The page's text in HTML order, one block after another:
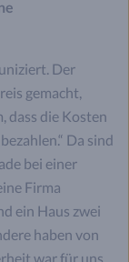
Der
gemacht,
dass die Kosten
Da sind
bei einer
Firma
ein Haus zwei
haben von
war für uns